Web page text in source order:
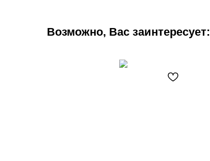
Возможно, Вас заинтересует: